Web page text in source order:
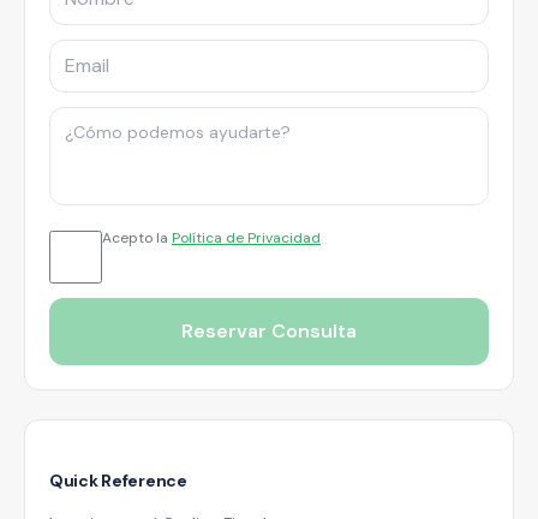
Acepto la Política de Privacidad
Reservar Consulta
Quick Reference